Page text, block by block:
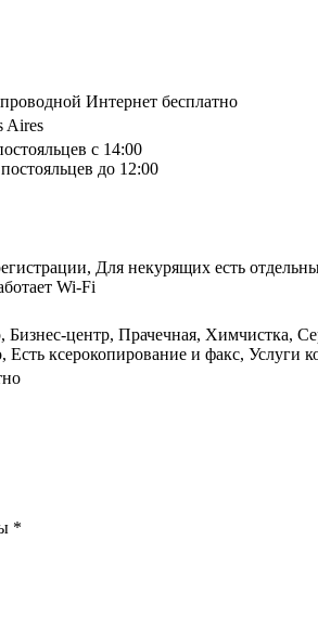
Интернет бесплатно
Aires
с 14:00
до 12:00
Для некурящих есть
Wi-Fi
Бизнес-центр, Прачечная,
ксерокопирование и факс, Услуги
*